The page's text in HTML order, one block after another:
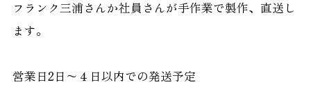
フランク三浦さんか社員さんが手作業で製作、直送し
ます。
営業日2日〜４日以内での発送予定